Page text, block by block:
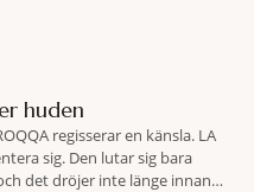
huden
regisserar en känsla. LA
sig. Den lutar sig bara
det dröjer inte länge innan